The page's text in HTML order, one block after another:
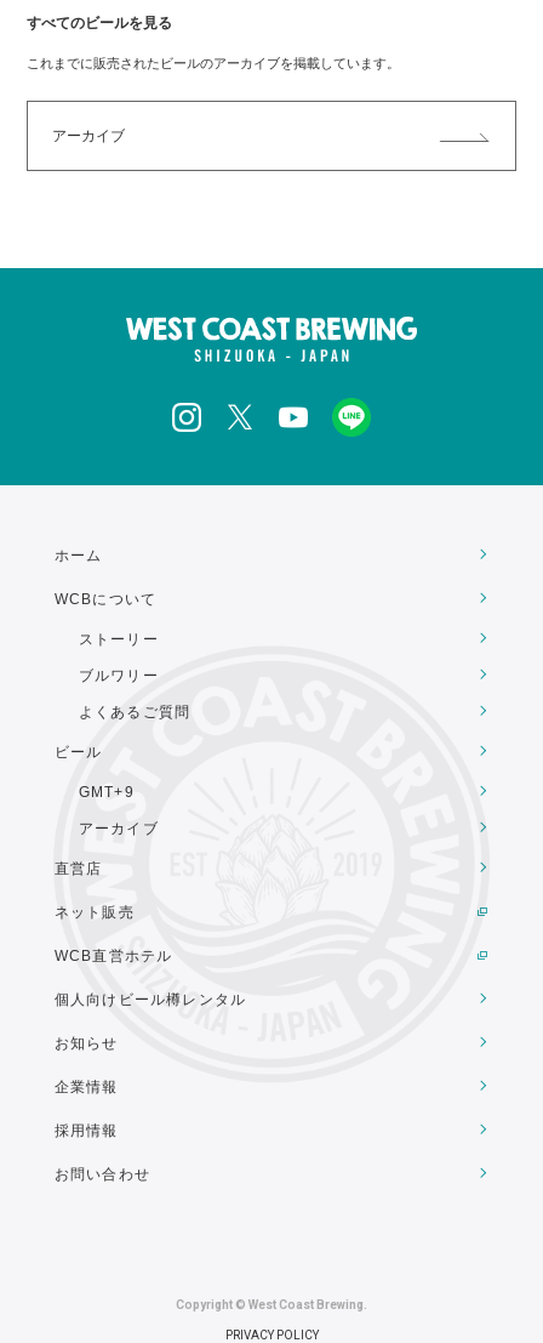
すべてのビールを見る
これまでに販売されたビールのアーカイブを掲載しています。
アーカイブ
ホーム
WCBについて
ストーリー
ブルワリー
よくあるご質問
ビール
GMT+9
アーカイブ
直営店
ネット販売
WCB直営ホテル
個人向けビール樽レンタル
お知らせ
企業情報
採用情報
お問い合わせ
Copyright © West Coast Brewing.
PRIVACY POLICY